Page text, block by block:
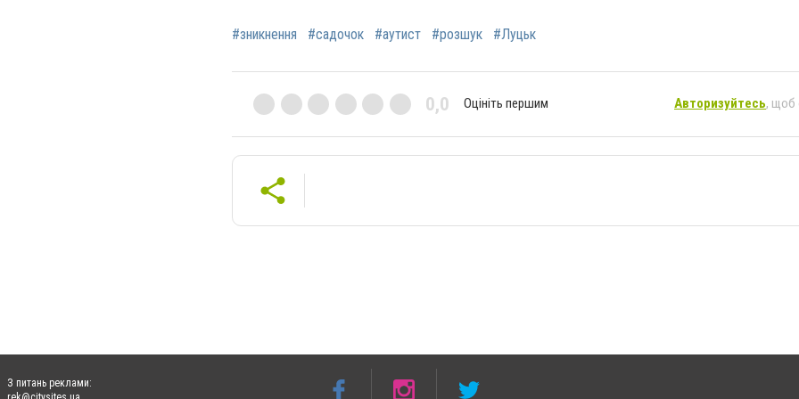
#зникнення #садочок #аутист #розшук #Луцьк
0,0 Оцініть першим Авторизуйтесь, щоб
З питань реклами: